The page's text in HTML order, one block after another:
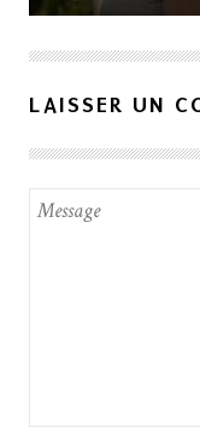
LAISSER UN